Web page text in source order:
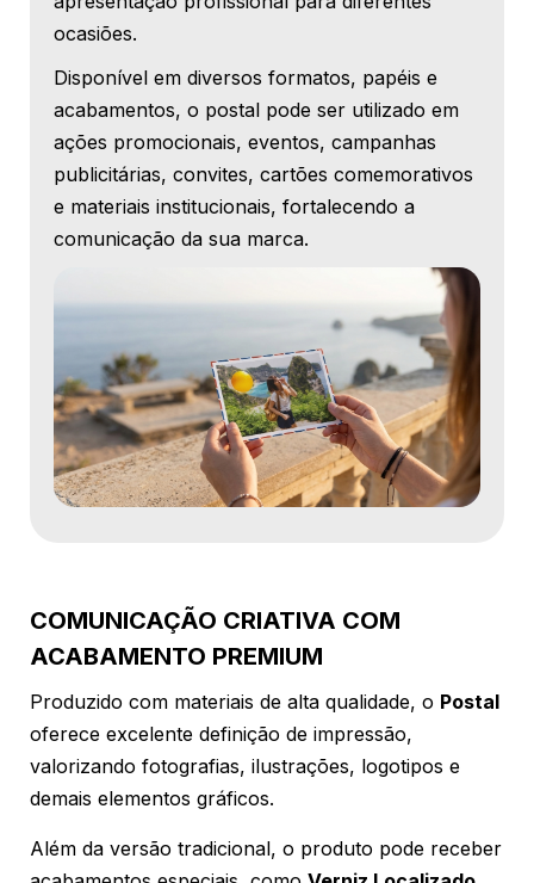
ocasiões.
Disponível em diversos formatos, papéis e
acabamentos, o postal pode ser utilizado em
ações promocionais, eventos, campanhas
publicitárias, convites, cartões comemorativos
e materiais institucionais, fortalecendo a
comunicação da sua marca.
COMUNICAÇÃO CRIATIVA COM
ACABAMENTO PREMIUM
Produzido com materiais de alta qualidade, o Postal
oferece excelente definição de impressão,
valorizando fotografias, ilustrações, logotipos e
demais elementos gráficos.
Além da versão tradicional, o produto pode receber